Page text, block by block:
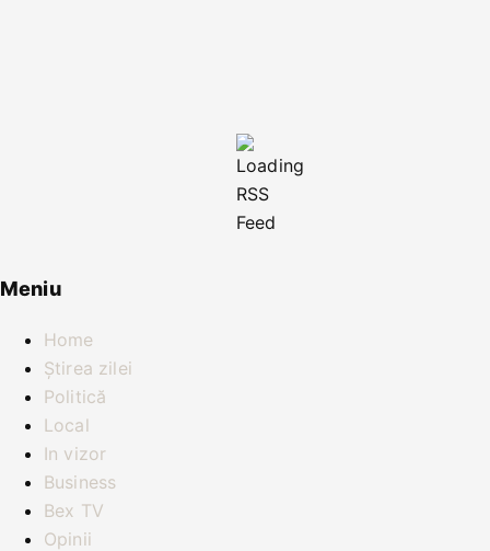
Meniu
Home
Știrea zilei
Politică
Local
In vizor
Business
Bex TV
Opinii